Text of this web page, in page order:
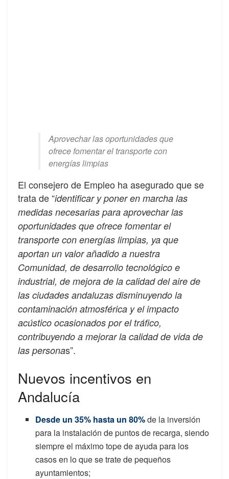
Aprovechar las oportunidades que
ofrece fomentar el transporte con
energías limpias
El consejero de Empleo ha asegurado que se
trata de “identificar y poner en marcha las
medidas necesarias para aprovechar las
oportunidades que ofrece fomentar el
transporte con energías limpias, ya que
aportan un valor añadido a nuestra
Comunidad, de desarrollo tecnológico e
industrial, de mejora de la calidad del aire de
las ciudades andaluzas disminuyendo la
contaminación atmosférica y el impacto
acústico ocasionados por el tráfico,
contribuyendo a mejorar la calidad de vida de
las personas”.
Nuevos incentivos en
Andalucía
Desde un 35% hasta un 80%de la inversión
para la instalación de puntos de recarga, siendo
siempre el máximo tope de ayuda para los
casos en lo que se trate de pequeños
ayuntamientos;